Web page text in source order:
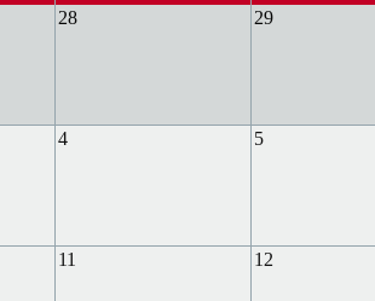
28 29
4 5
11 12